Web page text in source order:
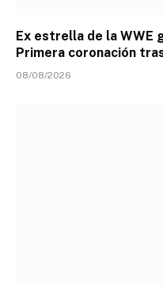
Ex estrella de la WWE
Primera coronación
08/08/2026